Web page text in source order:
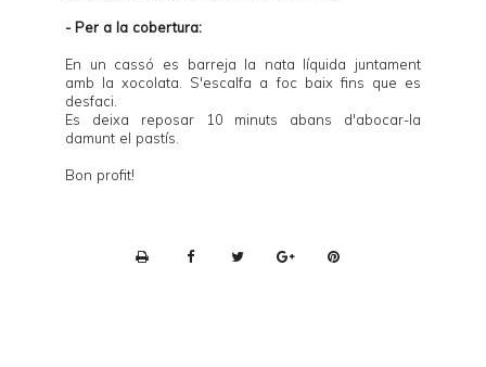
- Per a la cobertura:
En un cassó es barreja la nata líquida juntament
amb la xocolata. S'escalfa a foc baix fins que es
desfaci.
Es deixa reposar 10 minuts abans d'abocar-la
damunt el pastís.
Bon profit!